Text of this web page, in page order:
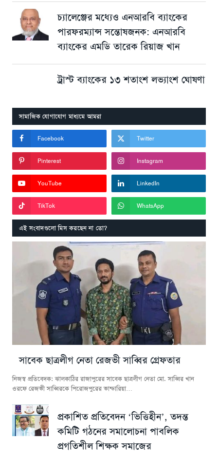
চ্যালেঞ্জের মধ্যেও এনআরবি ব্যাংকের
পারফরম্যান্স সন্তোষজনক: এনআরবি
ব্যাংকের এমডি তারেক রিয়াজ খান
ট্রাস্ট ব্যাংকের ১৩ শতাংশ লভ্যাংশ ঘোষণা
সামাজিক যোগাযোগ মাধ্যমে আমরা
Facebook Twitter
Pinterest Instagram
YouTube LinkedIn
TikTok WhatsApp
এই সংবাদগুলো মিস করছেন না তো?
সাবেক ছাত্রলীগ নেতা রেজভী সাব্বির গ্রেফতার
নিজস্ব প্রতিবেদক: ঝালকাঠির রাজাপুরের সাবেক ছাত্রলীগ নেতা মো. সাব্বির খান
ওরফে রেজভী সাব্বিরকে পিরোজপুরের ভান্ডারিয়া…
প্রকাশিত প্রতিবেদন ‘ভিত্তিহীন’, তদন্ত
কমিটি গঠনের সমালোচনা পাবলিক
প্রগতিশীল শিক্ষক সমাজের